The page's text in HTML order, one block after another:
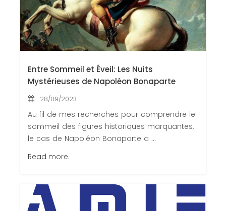
Entre Sommeil et Éveil: Les Nuits
Mystérieuses de Napoléon Bonaparte
28/09/2023
Au fil de mes recherches pour comprendre le
sommeil des figures historiques marquantes,
le cas de Napoléon Bonaparte a ...
Read more.